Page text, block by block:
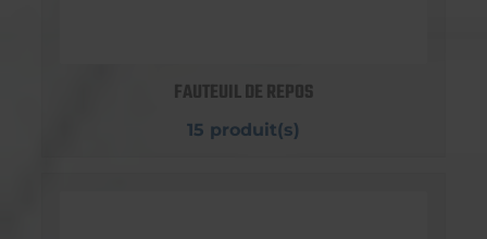
FAUTEUIL DE REPOS
15 produit(s)